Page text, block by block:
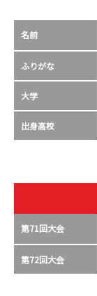
名前
ふりがな
大学
出身高校
第71回大会
第72回大会